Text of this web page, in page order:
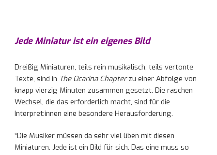
Jede Miniatur ist ein eigenes Bild
Dreißig Miniaturen, teils rein musikalisch, teils vertonte
Texte, sind in The Ocarina Chapterzu einer Abfolge von
knapp vierzig Minuten zusammen gesetzt. Die raschen
Wechsel, die das erforderlich macht, sind für die
Interpret:innen eine besondere Herausforderung.
“Die Musiker müssen da sehr viel üben mit diesen
Miniaturen. Jede ist ein Bild für sich. Das eine muss so